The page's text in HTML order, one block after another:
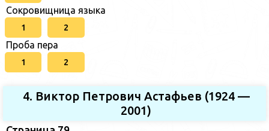
Сокровищница языка
1 2
Проба пера
1 2
4. Виктор Петрович Астафьев (1924 —
2001)